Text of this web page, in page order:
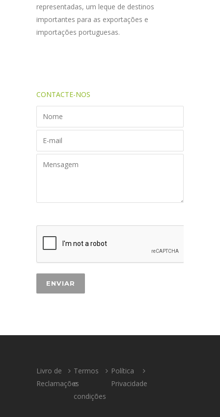
representadas, um leque de destinos
importantes para as exportações e
importações portuguesas.
CONTACTE-NOS
Livro de
Reclamações
Termos
e
condições
Política
Privacidade